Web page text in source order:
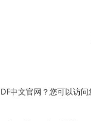
中文官网？您可以访
PDF编辑
的青睐选择。